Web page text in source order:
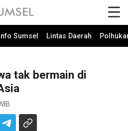
Info Sumsel Lintas Daerah
tak bermain di